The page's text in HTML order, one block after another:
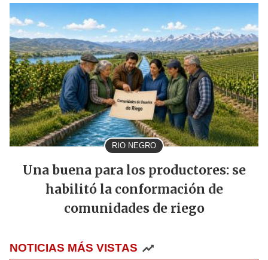
RIO NEGRO
Una buena para los productores: se
habilitó la conformación de
comunidades de riego
NOTICIAS MÁS VISTAS